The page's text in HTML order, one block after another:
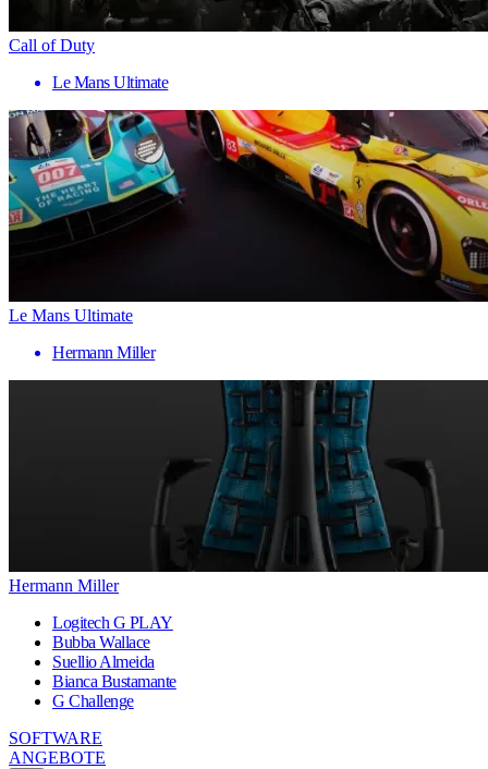
Call of Duty
Le Mans Ultimate
Le Mans Ultimate
Hermann Miller
Hermann Miller
Logitech G PLAY
Bubba Wallace
Suellio Almeida
Bianca Bustamante
G Challenge
SOFTWARE
ANGEBOTE